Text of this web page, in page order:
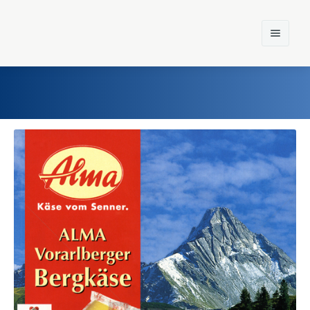
Home
Einst und Heute
Marken
Konzerne
Epoche